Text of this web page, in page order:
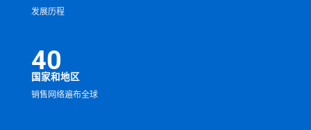
发展历程
40
国家和地区
销售网络遍布全球